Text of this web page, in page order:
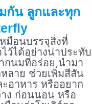
กัน ลูกและทุก
มือนบรรจุสิ่งที่
ว้ได้อย่างน่าประทับ
กนมที่อร่อย นำมา
ลาย ช่วยเพิ่มสีสัน
อาหาร หรืออยาก
าง ก่อนนอน หรือ